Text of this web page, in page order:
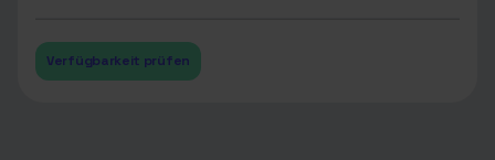
Verfügbarkeit prüfen